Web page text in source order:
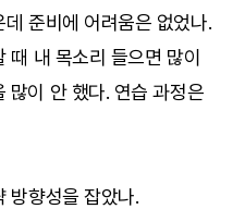
준비에 어려움은 없었나.
때 내 목소리 들으면 많이
많이 안 했다. 연습 과정은
방향성을 잡았나.